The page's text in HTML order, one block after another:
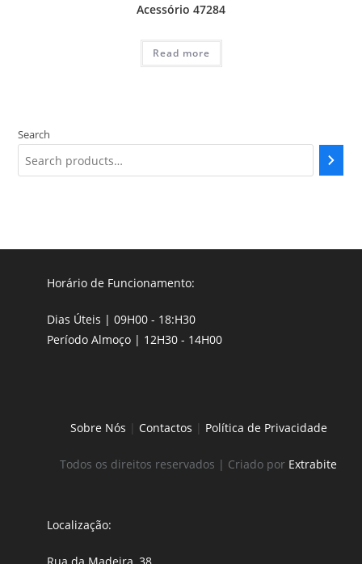
Acessório 47284
Read more
Search
Horário de Funcionamento:
Dias Úteis | 09H00 - 18:H30
Período Almoço | 12H30 - 14H00
Sobre Nós | Contactos | Política de Privacidade
Todos os direitos reservados | Criado por Extrabite
Localização: